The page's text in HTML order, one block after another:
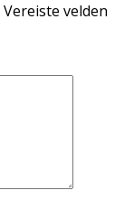
Vereiste velden